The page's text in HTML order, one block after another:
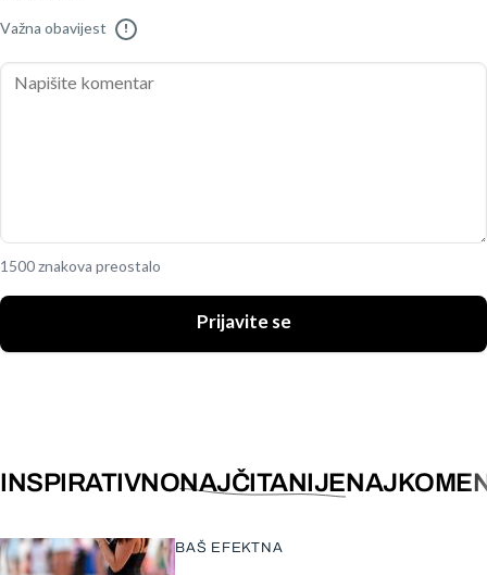
Važna obavijest !
1500 znakova preostalo
Prijavite se
INSPIRATIVNONAJČITANIJE
BAŠ EFEKTNA